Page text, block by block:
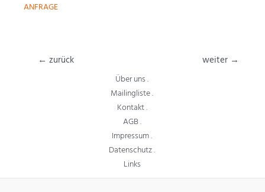
ANFRAGE
Beitragsnavigation
← zurück weiter →
Über uns .
Mailingliste .
Kontakt .
AGB .
Impressum .
Datenschutz .
Links